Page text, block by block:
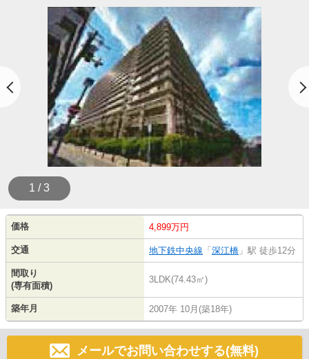
1 / 3
価格 4,899万円
交通 地下鉄中央線 「 深江橋 」駅 徒歩12分
間取り
(専有面積)
3LDK(74.43㎡)
築年月 2007年 10月(築18年)
メールでお問い合わせする(無料)